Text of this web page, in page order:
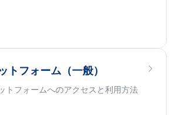
トフォーム（一般）
トフォームへのアクセスと利用方法